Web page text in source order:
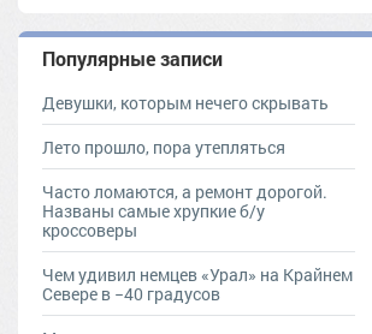
Популярные записи
Девушки, которым нечего скрывать
Лето прошло, пора утепляться
Часто ломаются, а ремонт дорогой.
Названы самые хрупкие б/у
кроссоверы
Чем удивил немцев «Урал» на Крайнем
Севере в −40 градусов